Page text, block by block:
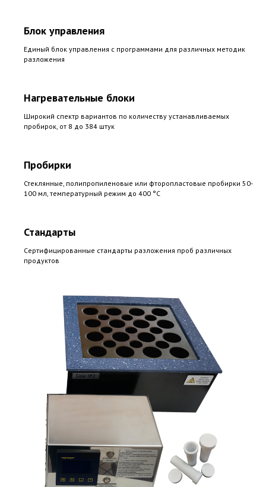
Блок управления
Единый блок управления с программами для различных методик
разложения
Нагревательные блоки
Широкий спектр вариантов по количеству устанавливаемых
пробирок, от 8 до 384 штук
Пробирки
Стеклянные, полипропиленовые или фторопластовые пробирки 50-
100 мл, температурный режим до 400 °C
Стандарты
Сертифицированные стандарты разложения проб различных
продуктов